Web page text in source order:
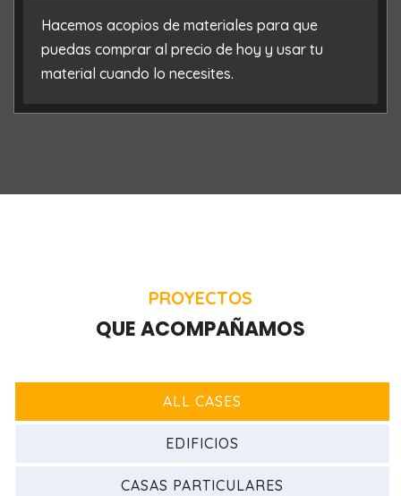
Nuestros proveedores son empresas
su especialidad asegurando el
constante sin demoras.
PROYECTOS
QUE ACOMPAÑAMOS
ALL CASES
EDIFICIOS
CASAS PARTICULARES